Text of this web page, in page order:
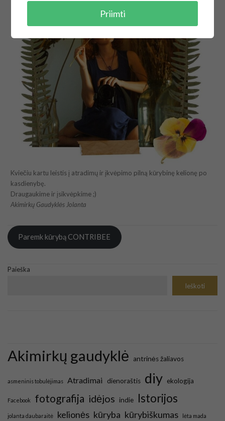
Kviečiu kartu leistis į atradimų ir įkvėpimo pilną kūrybinę kelionę po
kasdienybę.
Draugaukime ir įsikvėpkime ;)
Akimirkų Gaudyklės Jolanta
Paremk kūrybą CONTRIBEE
Paieška
Ieškoti
Akimirkų gaudyklė antrinės žaliavos
asmeninis tobulėjimas Atradimai dienoraštis diy ekologija
Facebook fotografija idėjos indie Istorijos
jolanta daubaraitė kelionės kūryba kūrybiškumas lėta mada
Priimti